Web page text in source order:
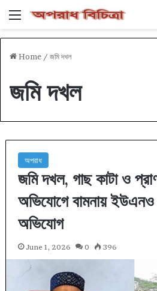
Menu
Home / জমি দখল
জমি দখল
অপরাধ
জমি দখল, গাছ কাটা ও
অভিযোগে বামনায় ইউএনও
অভিযোগ
June 1, 2026 0 396